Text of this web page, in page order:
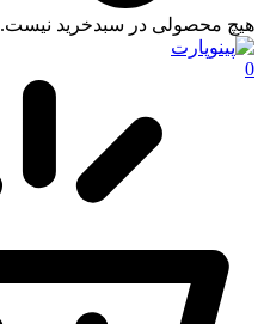
هیچ محصولی در سبدخرید نیست.
0